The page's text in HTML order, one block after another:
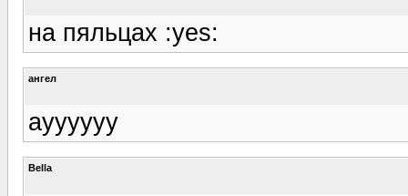
на пяльцах :yes:
ангел
ауууууу
Bella